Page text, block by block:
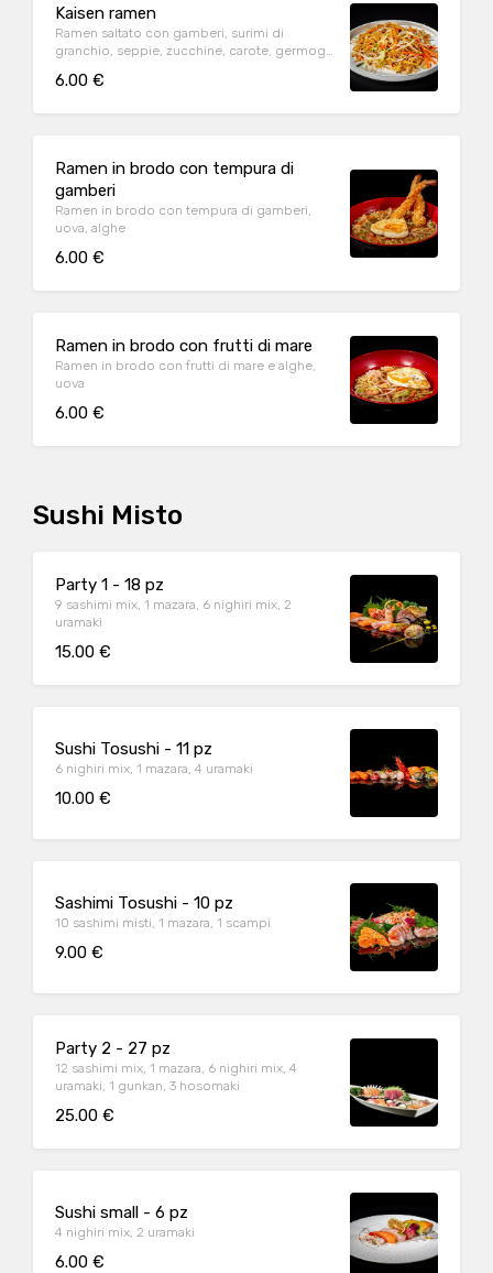
Kaisen ramen
Ramen saltato con gamberi, surimi di
granchio, seppie, zucchine, carote, germogli
6.00 €
Ramen in brodo con tempura di
gamberi
Ramen in brodo con tempura di gamberi,
uova, alghe
6.00 €
Ramen in brodo con frutti di mare
Ramen in brodo con frutti di mare e alghe,
uova
6.00 €
Sushi Misto
Party 1 - 18 pz
9 sashimi mix, 1 mazara, 6 nighiri mix, 2
uramaki
15.00 €
Sushi Tosushi - 11 pz
6 nighiri mix, 1 mazara, 4 uramaki
10.00 €
Sashimi Tosushi - 10 pz
10 sashimi misti, 1 mazara, 1 scampi
9.00 €
Party 2 - 27 pz
12 sashimi mix, 1 mazara, 6 nighiri mix, 4
uramaki, 1 gunkan, 3 hosomaki
25.00 €
Sushi small - 6 pz
4 nighiri mix, 2 uramaki
6.00 €